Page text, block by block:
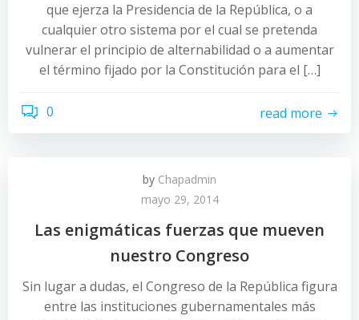
que ejerza la Presidencia de la República, o a
cualquier otro sistema por el cual se pretenda
vulnerar el principio de alternabilidad o a aumentar
el término fijado por la Constitución para el […]
0 read more
by Chapadmin
mayo 29, 2014
Las enigmáticas fuerzas que mueven
nuestro Congreso
Sin lugar a dudas, el Congreso de la República figura
entre las instituciones gubernamentales más